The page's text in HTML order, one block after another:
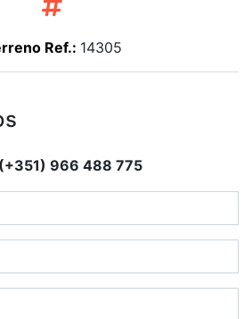
Ref.: 14305
(+351) 966 488 775